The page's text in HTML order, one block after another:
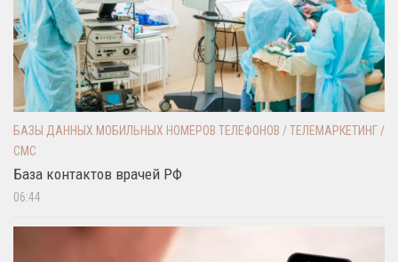
БАЗЫ ДАННЫХ МОБИЛЬНЫХ НОМЕРОВ ТЕЛЕФОНОВ /ТЕЛЕМАРКЕТИНГ /
СМС
База контактов врачей РФ
06:44